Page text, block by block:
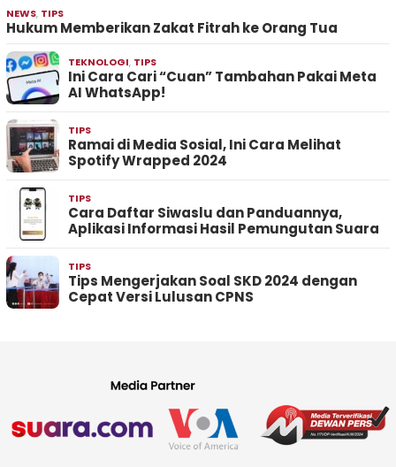
NEWS, TIPS
Hukum Memberikan Zakat Fitrah ke Orang Tua
TEKNOLOGI, TIPS
Ini Cara Cari “Cuan” Tambahan Pakai Meta
AI WhatsApp!
TIPS
Ramai di Media Sosial, Ini Cara Melihat
Spotify Wrapped 2024
TIPS
Cara Daftar Siwaslu dan Panduannya,
Aplikasi Informasi Hasil Pemungutan Suara
TIPS
Tips Mengerjakan Soal SKD 2024 dengan
Cepat Versi Lulusan CPNS